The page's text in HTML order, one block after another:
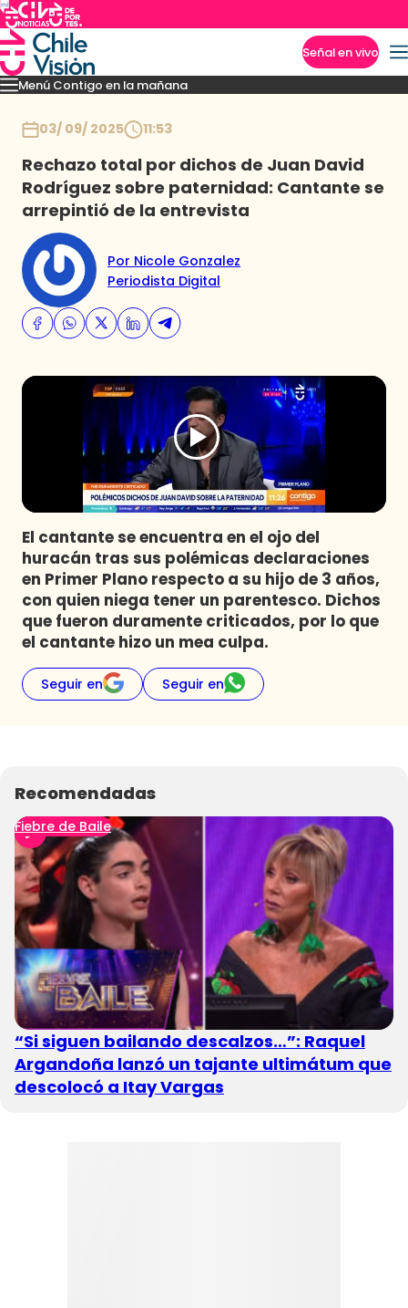
Señal en vivo
Menú Contigo en la mañana
MomentosReportajesDenunciasPolicialPolíticaEspectáculo
03/ 09/ 2025 11:53
Rechazo total por dichos de Juan David
Rodríguez sobre paternidad: Cantante se
arrepintió de la entrevista
Por Nicole Gonzalez
Periodista Digital
El cantante se encuentra en el ojo del
huracán tras sus polémicas declaraciones
en Primer Plano respecto a su hijo de 3 años,
con quien niega tener un parentesco. Dichos
que fueron duramente criticados, por lo que
el cantante hizo un mea culpa.
Seguir en Seguir en
Recomendadas
Fiebre de Baile
“Si siguen bailando descalzos…”: Raquel
Argandoña lanzó un tajante ultimátum que
descolocó a Itay Vargas
Imperdibles
Programas
Club De La Comedia
Contigo en Directo
Plan Perfecto
El Tiempo
Sabingo
Todos Los Programas